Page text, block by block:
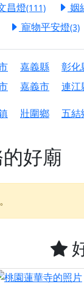
元報恩法會，
渡大法會，誠摯
交給專業的來
誕祝壽盛典，邀
中元普渡法會
普渡讚普超薦法
爸爸一起闖關趣
感恩活動，一杯
月擴大犒軍科
聖誕祝壽慶典
昌燈(111) 姻
寵物平安燈(3)
嘉義縣 彰化
嘉義市
連江
壯圍鄉 五結
好廟